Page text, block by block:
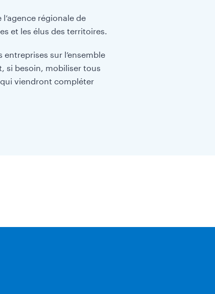
régionale de
et les élus des territoires.
sur l’ensemble
si besoin, mobiliser tous
viendront compléter